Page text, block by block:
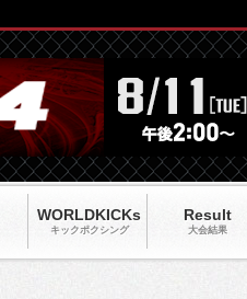
WORLDKICKs
キックポクシング
Result
大会結果